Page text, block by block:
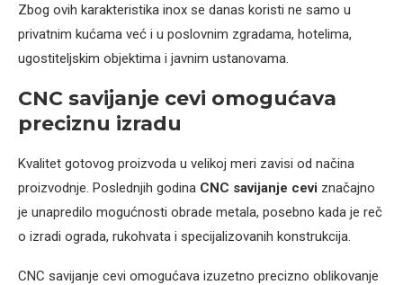
Zbog ovih karakteristika inox se danas koristi ne samo u
privatnim kućama već i u poslovnim zgradama, hotelima,
ugostiteljskim objektima i javnim ustanovama.
CNC savijanje cevi omogućava
preciznu izradu
Kvalitet gotovog proizvoda u velikoj meri zavisi od načina
proizvodnje. Poslednjih godina CNC savijanje cevi značajno
je unapredilo mogućnosti obrade metala, posebno kada je reč
o izradi ograda, rukohvata i specijalizovanih konstrukcija.
CNC savijanje cevi omogućava izuzetno precizno oblikovanje